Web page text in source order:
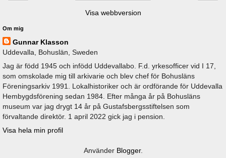
Visa webbversion
Om mig
Gunnar Klasson
Uddevalla, Bohuslän, Sweden
Jag är född 1945 och infödd Uddevallabo. F.d. yrkesofficer vid I 17,
som omskolade mig till arkivarie och blev chef för Bohusläns
Föreningsarkiv 1991. Lokalhistoriker och är ordförande för Uddevalla
Hembygdsförening sedan 1984. Efter många år på Bohusläns
museum var jag drygt 14 år på Gustafsbergsstiftelsen som
förvaltande direktör. 1 april 2022 gick jag i pension.
Visa hela min profil
Använder Blogger.